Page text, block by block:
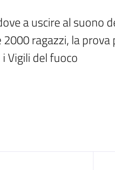
a uscire al suono
ragazzi, la
Vigili del fuoco